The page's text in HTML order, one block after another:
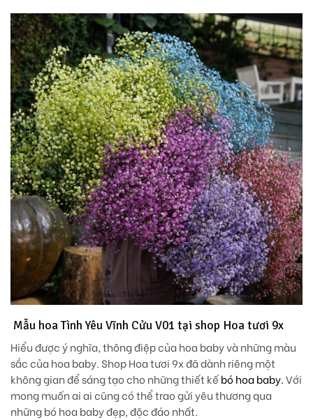
Mẫu hoa Tình Yêu Vĩnh Cửu V01 tại shop Hoa tươi 9x
Hiểu được ý nghĩa, thông điệp của hoa baby và những màu
sắc của hoa baby. Shop Hoa tươi 9x đã dành riêng một
không gian để sáng tạo cho những thiết kếbó hoa baby.Với
mong muốn ai ai cũng có thể trao gửi yêu thương qua
những bó hoa baby đẹp, độc đáo nhất.